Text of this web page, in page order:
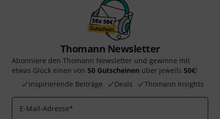
Thomann Newsletter
Abonniere den Thomann Newsletter und gewinne mit
etwas Glück einen von 50 Gutscheinen über jeweils 50€!
Inspirierende Beiträge
Deals Thomann Insights
E-Mail-Adresse*